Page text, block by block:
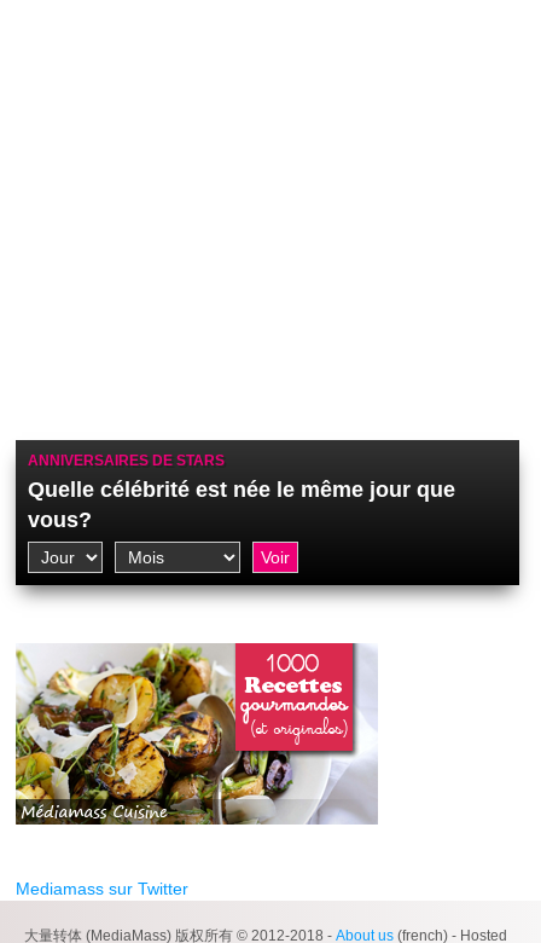
ANNIVERSAIRES DE STARS
Quelle célébrité est née le même jour que
vous?
Mediamass sur Twitter
大量转体 (MediaMass) 版权所有 © 2012-2018 - About us (french) - Hosted